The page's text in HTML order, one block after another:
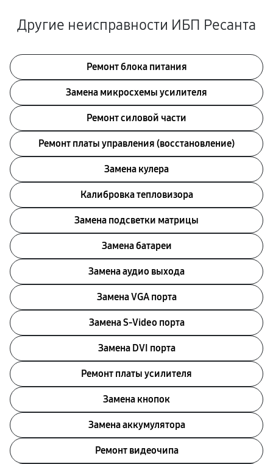
Другие неисправности ИБП Ресанта
Ремонт блока питания
Замена микросхемы усилителя
Ремонт силовой части
Ремонт платы управления (восстановление)
Замена кулера
Калибровка тепловизора
Замена подсветки матрицы
Замена батареи
Замена аудио выхода
Замена VGA порта
Замена S-Video порта
Замена DVI порта
Ремонт платы усилителя
Замена кнопок
Замена аккумулятора
Ремонт видеочипа